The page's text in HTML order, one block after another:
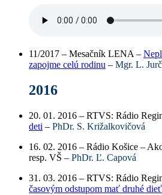
11/2017 – Mesačník LENA –
zapojme celú rodinu – Mgr. L.
2016
20. 01. 2016 – RTVS: Rádio
deti – PhDr. S. Križalkovičová
16. 02. 2016 – Rádio Košice –
resp. VŠ – PhDr. Ľ. Capová
31. 03. 2016 – RTVS: Rádio
časovým odstupom mať druhé